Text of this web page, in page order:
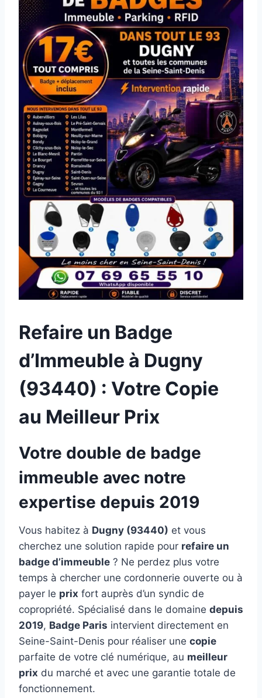
Refaire un Badge
d’Immeuble à Dugny
(93440) : Votre Copie
au Meilleur Prix
Votre double de badge
immeuble avec notre
expertise depuis 2019
Vous habitez à Dugny (93440) et vous
cherchez une solution rapide pour refaire un
badge d’immeuble ? Ne perdez plus votre
temps à chercher une cordonnerie ouverte ou à
payer le prix fort auprès d’un syndic de
copropriété. Spécialisé dans le domaine depuis
2019, Badge Paris intervient directement en
Seine-Saint-Denis pour réaliser une copie
parfaite de votre clé numérique, au meilleur
prix du marché et avec une garantie totale de
fonctionnement.